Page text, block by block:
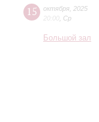
15 октября 2025
20:00 Ср
Большой зал